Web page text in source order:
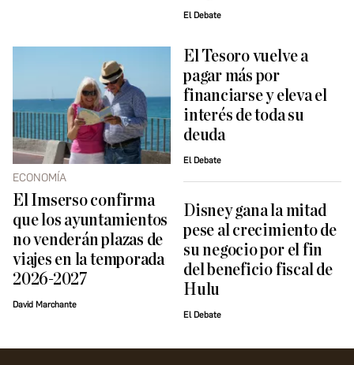
El Debate
ECONOMÍA
El Imserso confirma
que los ayuntamientos
no venderán plazas de
viajes en la temporada
2026-2027
David Marchante
El Tesoro vuelve a
pagar más por
financiarse y eleva el
interés de toda su
deuda
El Debate
Disney gana la mitad
pese al crecimiento de
su negocio por el fin
del beneficio fiscal de
Hulu
El Debate